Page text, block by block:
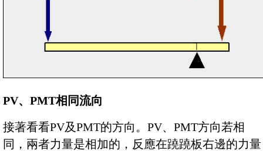
PV、PMT相同流向
接著看看PV及PMT的方向。PV、PMT方向若相
同，兩者力量是相加的，反應在蹺蹺板右邊的力量